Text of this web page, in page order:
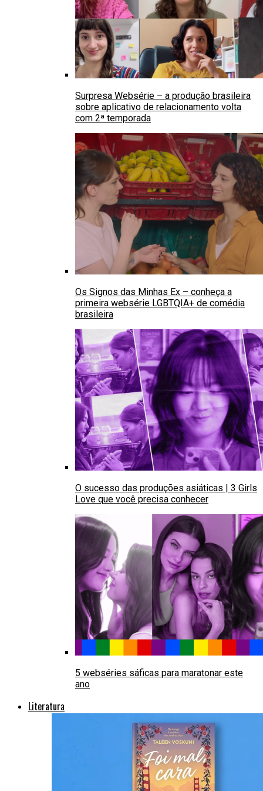
Surpresa Websérie – a produção brasileira
sobre aplicativo de relacionamento volta
com 2ª temporada
Os Signos das Minhas Ex – conheça a
primeira websérie LGBTQIA+ de comédia
brasileira
O sucesso das produções asiáticas | 3 Girls
Love que você precisa conhecer
5 webséries sáficas para maratonar este
ano
Literatura